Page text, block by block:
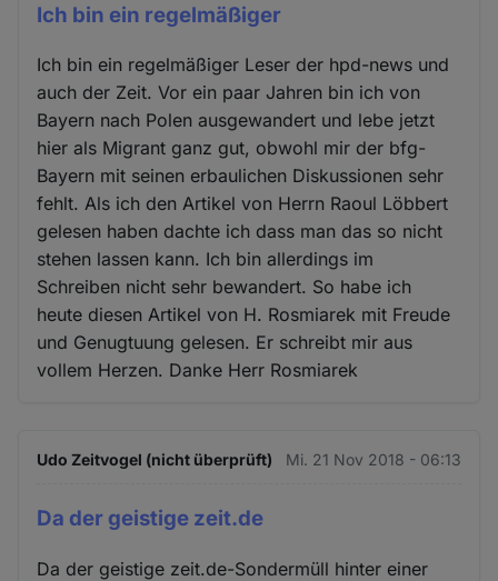
Ich bin ein regelmäßiger
Ich bin ein regelmäßiger Leser der hpd-news und
auch der Zeit. Vor ein paar Jahren bin ich von
Bayern nach Polen ausgewandert und lebe jetzt
hier als Migrant ganz gut, obwohl mir der bfg-
Bayern mit seinen erbaulichen Diskussionen sehr
fehlt. Als ich den Artikel von Herrn Raoul Löbbert
gelesen haben dachte ich dass man das so nicht
stehen lassen kann. Ich bin allerdings im
Schreiben nicht sehr bewandert. So habe ich
heute diesen Artikel von H. Rosmiarek mit Freude
und Genugtuung gelesen. Er schreibt mir aus
vollem Herzen. Danke Herr Rosmiarek
Udo Zeitvogel (nicht überprüft) Mi. 21 Nov 2018 - 06:13
Da der geistige zeit.de
Da der geistige zeit.de-Sondermüll hinter einer